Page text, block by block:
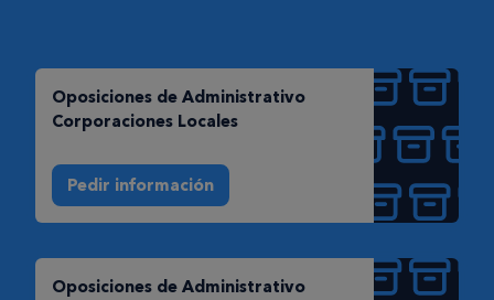
Oposiciones de Administrativo
Corporaciones Locales
Pedir información
Oposiciones de Administrativo